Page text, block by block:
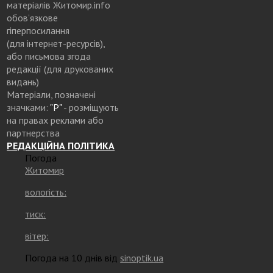
матеріалів Житомир.info
обов’язкове
гіперпосилання
(для інтернет-ресурсів),
або письмова згода
редакції (для друкованих
видань)
Матеріали, позначені
значками: "Р"- розміщують
на правах реклами або
партнерства
РЕДАКЦІЙНА ПОЛІТИКА
Погода
Житомир
вологість:
тиск:
вітер:
Погода на 10 днів від sinoptik.ua